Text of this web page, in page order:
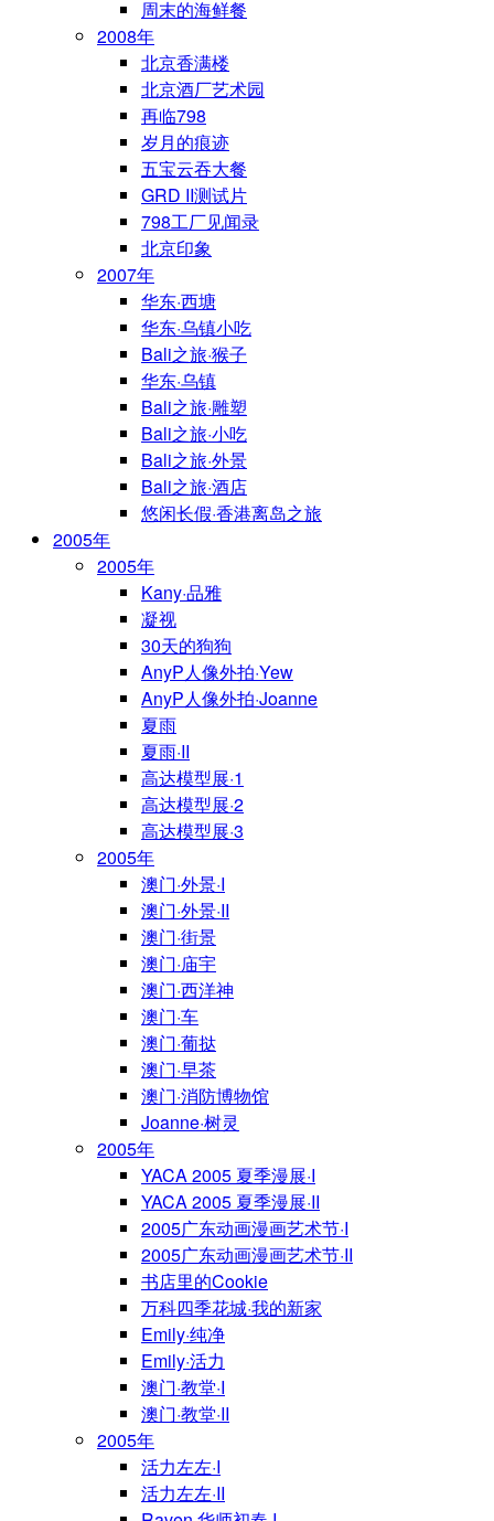
周末的海鲜餐
2008年
北京香满楼
北京酒厂艺术园
再临798
岁月的痕迹
五宝云吞大餐
GRD II测试片
798工厂见闻录
北京印象
2007年
华东·西塘
华东·乌镇小吃
Bali之旅·猴子
华东·乌镇
Bali之旅·雕塑
Bali之旅·小吃
Bali之旅·外景
Bali之旅·酒店
悠闲长假·香港离岛之旅
2005年
2005年
Kany·品雅
凝视
30天的狗狗
AnyP人像外拍·Yew
AnyP人像外拍·Joanne
夏雨
夏雨·II
高达模型展·1
高达模型展·2
高达模型展·3
2005年
澳门·外景·I
澳门·外景·II
澳门·街景
澳门·庙宇
澳门·西洋神
澳门·车
澳门·葡挞
澳门·早茶
澳门·消防博物馆
Joanne·树灵
2005年
YACA 2005 夏季漫展·I
YACA 2005 夏季漫展·II
2005广东动画漫画艺术节·I
2005广东动画漫画艺术节·II
书店里的Cookie
万科四季花城·我的新家
Emily·纯净
Emily·活力
澳门·教堂·I
澳门·教堂·II
2005年
活力左左·I
活力左左·II